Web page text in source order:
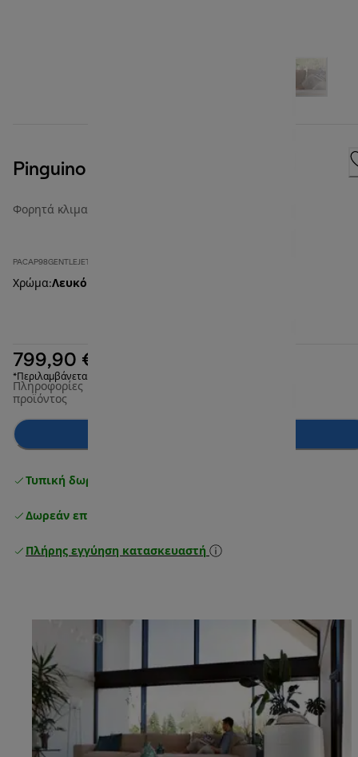
Pinguino GentleJet
Φορητά κλιματιστικά
PACAP98GENTLEJET
Χρώμα:Λευκό
799,90 €
*Περιλαμβάνεται ΦΠΑ
Πληροφορίες
προϊόντος
Τυπική δωρεάν παράδοση
Δωρεάν επιστροφές
Πλήρης εγγύηση κατασκευαστή